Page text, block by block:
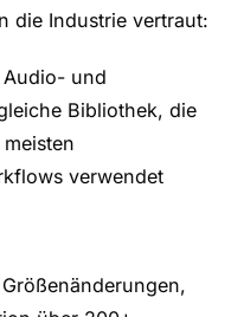
die Industrie vertraut:
und
Bibliothek, die
verwendet